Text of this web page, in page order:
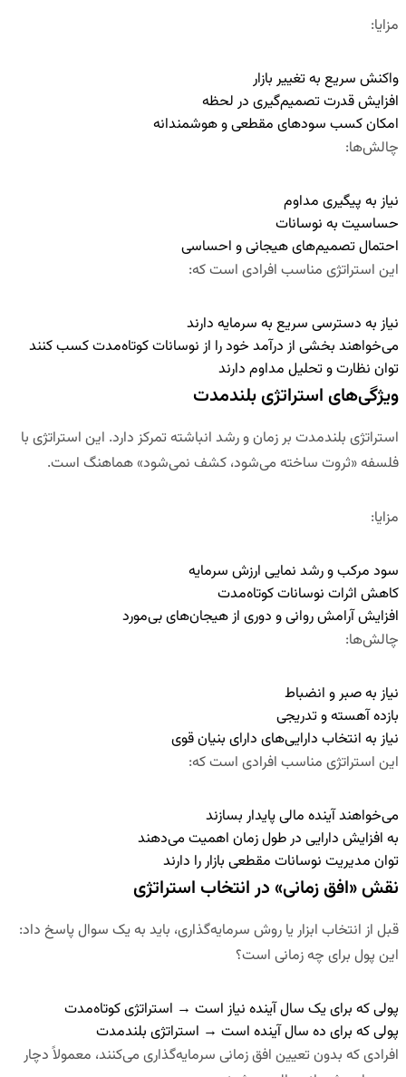
مزایا:
واکنش سریع به تغییر بازار
افزایش قدرت تصمیم‌گیری در لحظه
امکان کسب سودهای مقطعی و هوشمندانه
چالش‌ها:
نیاز به پیگیری مداوم
حساسیت به نوسانات
احتمال تصمیم‌های هیجانی و احساسی
این استراتژی مناسب افرادی است که:
نیاز به دسترسی سریع به سرمایه دارند
می‌خواهند بخشی از درآمد خود را از نوسانات کوتاه‌مدت کسب کنند
توان نظارت و تحلیل مداوم دارند
ویژگی‌های استراتژی بلندمدت
استراتژی بلندمدت برزمان و رشد انباشته تمرکز دارد. این استراتژی با
فلسفه «ثروت ساخته می‌شود، کشف نمی‌شود» هماهنگ است.
مزایا:
سود مرکب و رشد نمایی ارزش سرمایه
کاهش اثرات نوسانات کوتاه‌مدت
افزایش آرامش روانی و دوری از هیجان‌های بی‌مورد
چالش‌ها:
نیاز به صبر و انضباط
بازده آهسته و تدریجی
نیاز به انتخاب دارایی‌های دارای بنیان قوی
این استراتژی مناسب افرادی است که:
می‌خواهند آینده مالی پایدار بسازند
به افزایش دارایی در طول زمان اهمیت می‌دهند
توان مدیریت نوسانات مقطعی بازار را دارند
نقش «افق زمانی» در انتخاب استراتژی
قبل از انتخاب ابزار یا روش سرمایه‌گذاری، باید به یک سوال پاسخ داد:
این پول برای چه زمانی است؟
پولی که برای یک سال آینده نیاز است → استراتژی کوتاه‌مدت
پولی که برای ده سال آینده است → استراتژی بلندمدت
افرادی که بدون تعیین افق زمانی سرمایه‌گذاری می‌کنند، معمولاً دچار